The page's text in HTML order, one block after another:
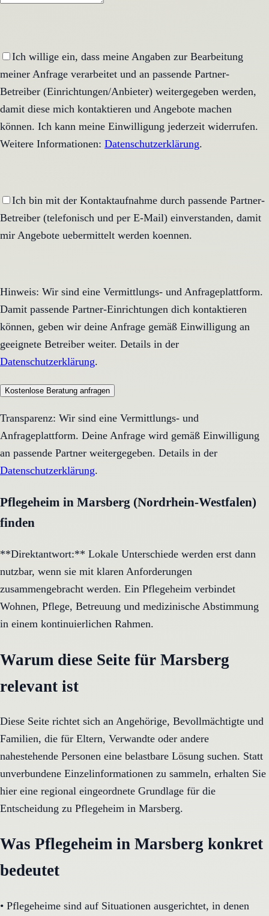
Ich willige ein, dass meine Angaben zur Bearbeitung
meiner Anfrage verarbeitet und an passende Partner-
Betreiber (Einrichtungen/Anbieter) weitergegeben werden,
damit diese mich kontaktieren und Angebote machen
können. Ich kann meine Einwilligung jederzeit widerrufen.
Weitere Informationen: Datenschutzerklärung.
Ich bin mit der Kontaktaufnahme durch passende Partner-
Betreiber (telefonisch und per E-Mail) einverstanden, damit
mir Angebote uebermittelt werden koennen.
Hinweis: Wir sind eine Vermittlungs- und Anfrageplattform.
Damit passende Partner-Einrichtungen dich kontaktieren
können, geben wir deine Anfrage gemäß Einwilligung an
geeignete Betreiber weiter. Details in der
Datenschutzerklärung.
Kostenlose Beratung anfragen
Transparenz: Wir sind eine Vermittlungs- und
Anfrageplattform. Deine Anfrage wird gemäß Einwilligung
an passende Partner weitergegeben. Details in der
Datenschutzerklärung.
Pflegeheim in Marsberg (Nordrhein-Westfalen)
finden
**Direktantwort:** Lokale Unterschiede werden erst dann
nutzbar, wenn sie mit klaren Anforderungen
zusammengebracht werden. Ein Pflegeheim verbindet
Wohnen, Pflege, Betreuung und medizinische Abstimmung
in einem kontinuierlichen Rahmen.
Warum diese Seite für Marsberg
relevant ist
Diese Seite richtet sich an Angehörige, Bevollmächtigte und
Familien, die für Eltern, Verwandte oder andere
nahestehende Personen eine belastbare Lösung suchen. Statt
unverbundene Einzelinformationen zu sammeln, erhalten Sie
hier eine regional eingeordnete Grundlage für die
Entscheidung zu Pflegeheim in Marsberg.
Was Pflegeheim in Marsberg konkret
bedeutet
• Pflegeheime sind auf Situationen ausgerichtet, in denen